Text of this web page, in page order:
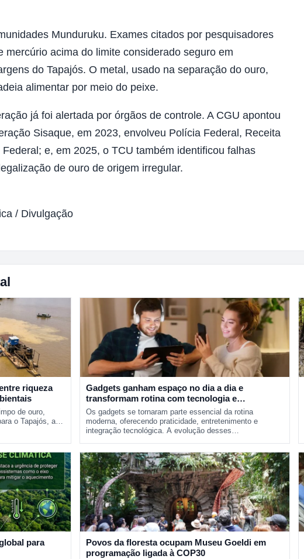
Munduruku. Exames citados por pesquisadores
mercúrio acima do limite considerado seguro em
do Tapajós. O metal, usado na separação do ouro,
alimentar por meio do peixe.
já foi alertada por órgãos de controle. A CGU apontou
Sisaque, em 2023, envolveu Polícia Federal, Receita
e, em 2025, o TCU também identificou falhas
de ouro de origem irregular.
/ Divulgação
riqueza
de ouro,
o Tapajós, a…
Gadgets ganham espaço no dia a dia e
transformam rotina com tecnologia e
praticidade
Os gadgets se tornaram parte essencial da rotina
moderna, oferecendo praticidade, entretenimento e
integração tecnológica. A evolução desses…
para
Povos da floresta ocupam Museu Goeldi em
programação ligada à COP30